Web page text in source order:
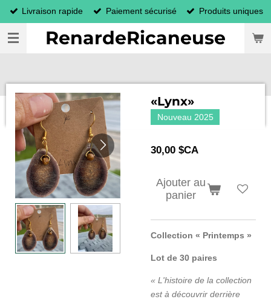
Passer
au
contenu
principal
RenardeRicaneuse
Livraison rapide Paiement sécurisé Produits uniques
«Lynx»
Nouveau 2025
30,00 $CA
Ajouter au
panier
Collection « Printemps »
Lot de 30 paires
« L'histoire de la collection
est à découvrir derrière